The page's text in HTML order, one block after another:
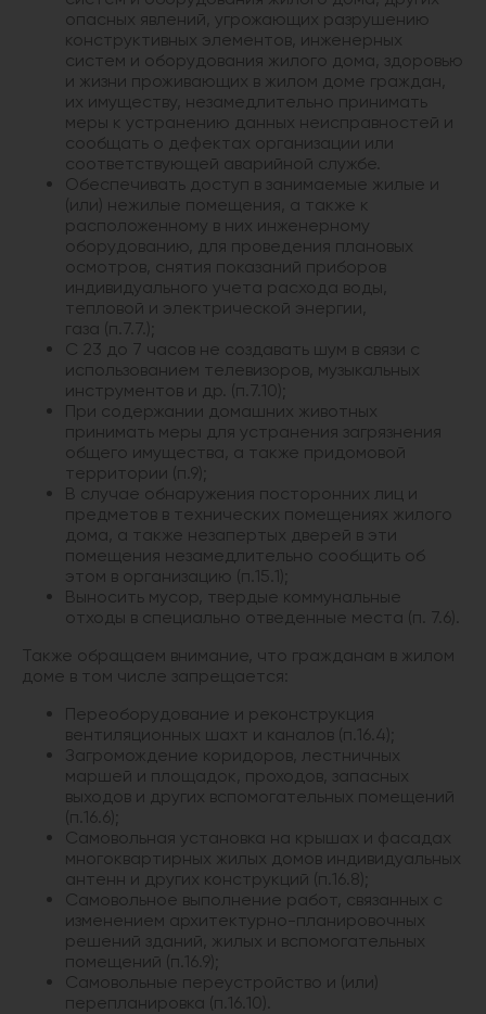
опасных явлений, угрожающих разрушению
конструктивных элементов, инженерных
систем и оборудования жилого дома, здоровью
и жизни проживающих в жилом доме граждан,
их имуществу, незамедлительно принимать
меры к устранению данных неисправностей и
сообщать о дефектах организации или
соответствующей аварийной службе.
Обеспечивать доступ в занимаемые жилые и
(или) нежилые помещения, а также к
расположенному в них инженерному
оборудованию, для проведения плановых
осмотров, снятия показаний приборов
индивидуального учета расхода воды,
тепловой и электрической энергии,
газа (п.7.7.);
С 23 до 7 часов не создавать шум в связи с
использованием телевизоров, музыкальных
инструментов и др. (п.7.10);
При содержании домашних животных
принимать меры для устранения загрязнения
общего имущества, а также придомовой
территории (п.9);
В случае обнаружения посторонних лиц и
предметов в технических помещениях жилого
дома, а также незапертых дверей в эти
помещения незамедлительно сообщить об
этом в организацию (п.15.1);
Выносить мусор, твердые коммунальные
отходы в специально отведенные места (п. 7.6).
Также обращаем внимание, что гражданам в жилом
доме в том числе запрещается:
Переоборудование и реконструкция
вентиляционных шахт и каналов (п.16.4);
Загромождение коридоров, лестничных
маршей и площадок, проходов, запасных
выходов и других вспомогательных помещений
(п.16.6);
Самовольная установка на крышах и фасадах
многоквартирных жилых домов индивидуальных
антенн и других конструкций (п.16.8);
Самовольное выполнение работ, связанных с
изменением архитектурно-планировочных
решений зданий, жилых и вспомогательных
помещений (п.16.9);
Самовольные переустройство и (или)
перепланировка (п.16.10).